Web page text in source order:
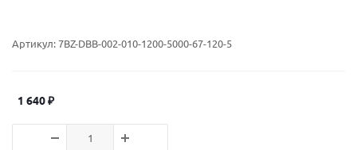
Артикул:7BZ-DBB-002-010-1200-5000-67-120-5
1 640₽